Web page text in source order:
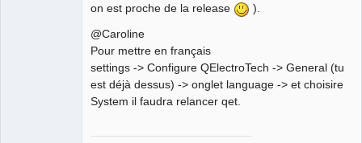
on est proche de la release
).
@Caroline
Pour mettre en français
settings -> Configure QElectroTech -> General (tu
est déjà dessus) -> onglet language -> et choisire
System il faudra relancer qet.